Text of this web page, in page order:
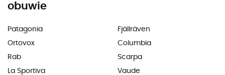
obuwie
Patagonia
Ortovox
Rab
La Sportiva
Fjällräven
Columbia
Scarpa
Vaude